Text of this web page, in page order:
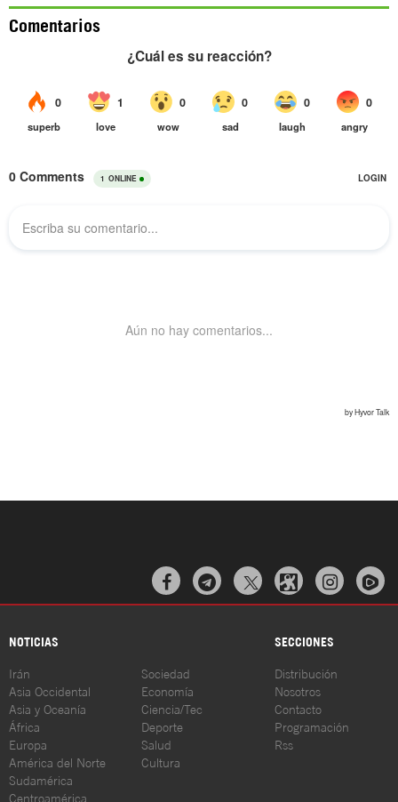
Comentarios
  
NOTICIAS SECCIONES
Irán
Asia Occidental
Asia y Oceanía
África
Europa
América del Norte
Sudamérica
Centroamérica
Sociedad
Economía
Ciencia/Tec
Deporte
Salud
Cultura
Distribución
Nosotros
Contacto
Programación
Rss